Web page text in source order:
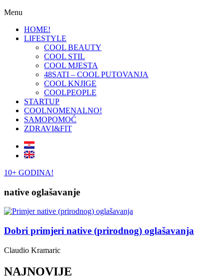
Menu
HOME!
LIFESTYLE
COOL BEAUTY
COOL STIL
COOL MJESTA
48SATI – COOL PUTOVANJA
COOL KNJIGE
COOLPEOPLE
STARTUP
COOLNOMENALNO!
SAMOPOMOĆ
ZDRAVI&FIT
10+ GODINA!
native oglašavanje
Dobri primjeri native (prirodnog) oglašavanja
Claudio Kramaric
NAJNOVIJE